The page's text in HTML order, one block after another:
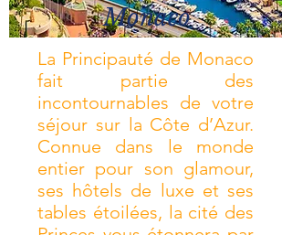
Monaco
La Principauté de Monaco
fait partie des
incontournables de votre
séjour sur la Côte d’Azur.
Connue dans le monde
entier pour son glamour,
ses hôtels de luxe et ses
tables étoilées, la cité des